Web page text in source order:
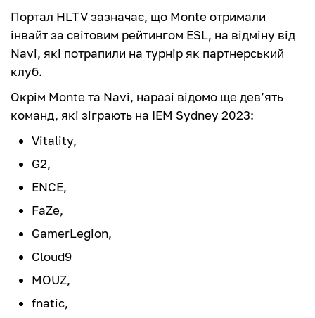
Портал HLTV зазначає, що Monte отримали
інвайт за світовим рейтингом ESL, на відміну від
Navi, які потрапили на турнір як партнерський
клуб.
Окрім Monte та Navi, наразі відомо ще дев’ять
команд, які зіграють на IEM Sydney 2023:
Vitality,
G2,
ENCE,
FaZe,
GamerLegion,
Cloud9
MOUZ,
fnatic,